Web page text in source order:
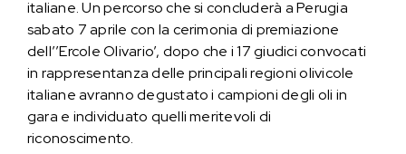
italiane. Un percorso che si concluderà a Perugia
sabato 7 aprile con la cerimonia di premiazione
dell’’Ercole Olivario’, dopo che i 17 giudici convocati
in rappresentanza delle principali regioni olivicole
italiane avranno degustato i campioni degli oli in
gara e individuato quelli meritevoli di
riconoscimento.